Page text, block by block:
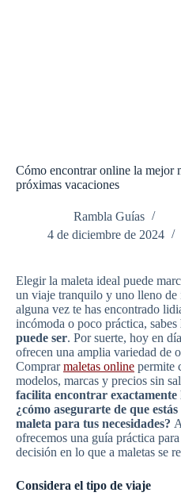
Cómo encontrar online la mejor
próximas vacaciones
Rambla Guías
4 de diciembre de 2024
Elegir la maleta ideal puede
un viaje tranquilo y uno lleno de
alguna vez te has encontrado
incómoda o poco práctica, sabes
puede ser. Por suerte, hoy en
ofrecen una amplia variedad de
Comprarmaletas online permite
modelos, marcas y precios sin
facilita encontrar exactamente
¿cómo asegurarte de que
maleta para tus necesidades?
ofrecemos una guía práctica
decisión en lo que a maletas se
Considera el tipo de viaje